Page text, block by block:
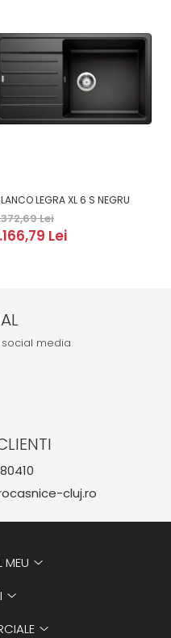
LEGRA XL 6 S NEGRU
Lei
Lei
media
cluj.ro
MEU